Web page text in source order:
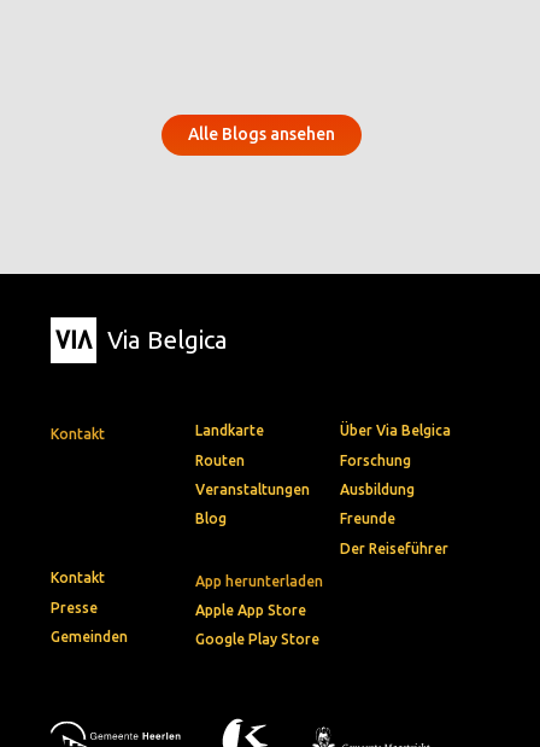
Alle Blogs ansehen
Via Belgica
Kontakt
App herunterladen
Apple App Store
Google Play Store
Landkarte
Routen
Veranstaltungen
Blog
Über Via Belgica
Forschung
Ausbildung
Freunde
Der Reiseführer
Kontakt
Presse
Gemeinden